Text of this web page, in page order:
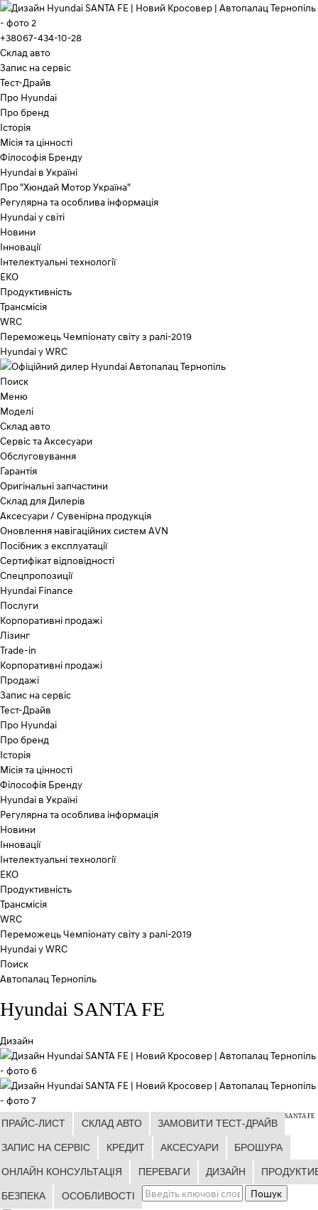
+38067-434-10-28
Склад авто
Запис на сервіс
Тест-Драйв
Про Hyundai
Про бренд
Історія
Місія та цінності
Філософія Бренду
Hyundai в Україні
Про "Хюндай Мотор Україна"
Регулярна та особлива інформація
Hyundai у світі
Новини
Інновації
Інтелектуальні технології
ЕКО
Продуктивність
Трансмісія
WRC
Переможець Чемпіонату світу з ралі-2019
Hyundai у WRC
Поиск
Меню
Моделі
Склад авто
Сервіс та Аксесуари
Обслуговування
Гарантія
Оригінальні запчастини
Склад для Дилерів
Аксесуари / Сувенірна продукція
Оновлення навігаційних систем AVN
Посібник з експлуатації
Сертифікат відповідності
Спецпропозиції
Hyundai Finance
Послуги
Корпоративні продажі
Лізинг
Trade-in
Корпоративні продажі
Продажі
Запис на сервіс
Тест-Драйв
Про Hyundai
Про бренд
Історія
Місія та цінності
Філософія Бренду
Hyundai в Україні
Регулярна та особлива інформація
Новини
Інновації
Інтелектуальні технології
ЕКО
Продуктивність
Трансмісія
WRC
Переможець Чемпіонату світу з ралі-2019
Hyundai у WRC
Поиск
Автопалац Тернопіль
Hyundai SANTA FE
Дизайн
ПРАЙС-ЛИСТ СКЛАД АВТО ЗАМОВИТИ ТЕСТ-ДРАЙВ
ЗАПИС НА СЕРВІС КРЕДИТ АКСЕСУАРИ БРОШУРА
ОНЛАЙН КОНСУЛЬТАЦІЯ
SANTA FE
ПЕРЕВАГИ ДИЗАЙН
БЕЗПЕКА ОСОБЛИВОСТІ